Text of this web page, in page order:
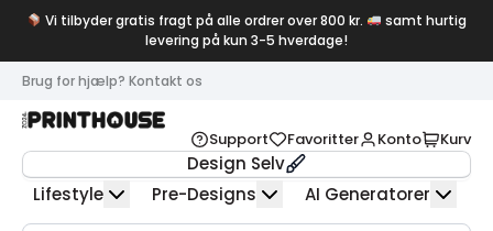
Vi tilbyder gratis fragt på alle ordrer over 800 kr.
samt hurtig
levering på kun 3-5 hverdage!
Brug for hjælp? Kontakt os
Support Favoritter Konto Kurv
Design Selv
Lifestyle
Pre-Designs AI Generatorer